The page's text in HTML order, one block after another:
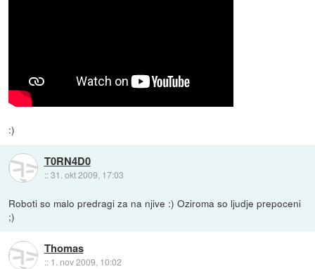
:)
T0RN4D0
::31. okt 2009, 17:03
Roboti so malo predragi za na njive :) Oziroma so ljudje prepoceni
;)
Thomas
:: 1. nov 2009, 10:02